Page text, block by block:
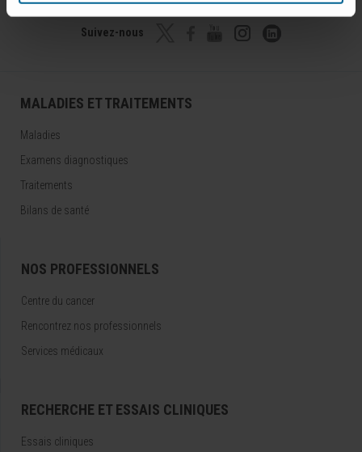
Suivez-nous
MALADIES ET TRAITEMENTS
Maladies
Examens diagnostiques
Traitements
Bilans de santé
NOS PROFESSIONNELS
Centre du cancer
Rencontrez nos professionnels
Services médicaux
RECHERCHE ET ESSAIS CLINIQUES
Essais cliniques